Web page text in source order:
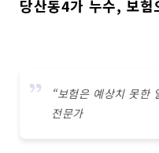
당산동4가 누수, 보험
“보험은 예상치 못한
전문가